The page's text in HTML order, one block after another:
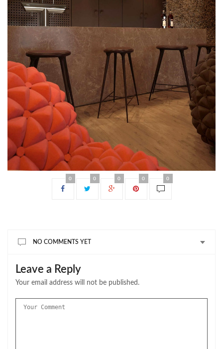
0 0 0 0 0
NO COMMENTS YET
Leave a Reply
Your email address will not be published.